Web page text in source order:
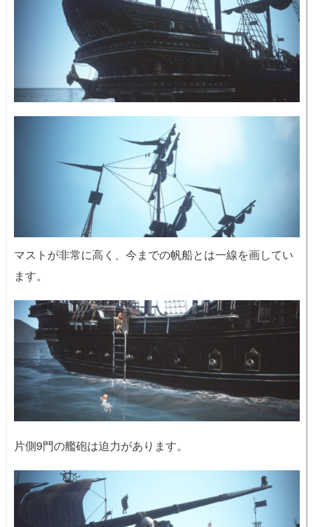
マストが非常に高く、今までの帆船とは一線を画してい
ます。
片側9門の艦砲は迫力があります。